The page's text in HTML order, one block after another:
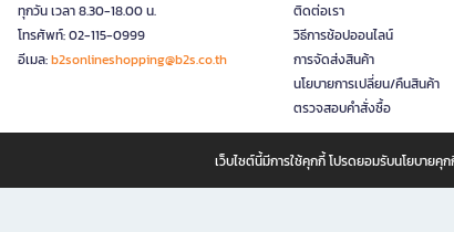
ทุกวัน เวลา 8.30-18.00 น.
โทรศัพท์: 02-115-0999
อีเมล:b2sonlineshopping@b2s.co.th
ติดต่อเรา
วิธีการช้อปออนไลน์
การจัดส่งสินค้า
นโยบายการเปลี่ยน/คืนสินค้า
ตรวจสอบคำสั่งซื้อ
เว็บไซต์นี้มีการใช้คุกกี้ โปรดยอมรับนโยบาย